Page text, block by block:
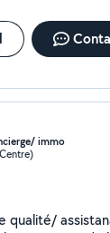
immo
qualité/